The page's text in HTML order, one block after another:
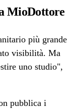
MioDottore
più grande
visibilità. Ma
uno studio",
pubblica i